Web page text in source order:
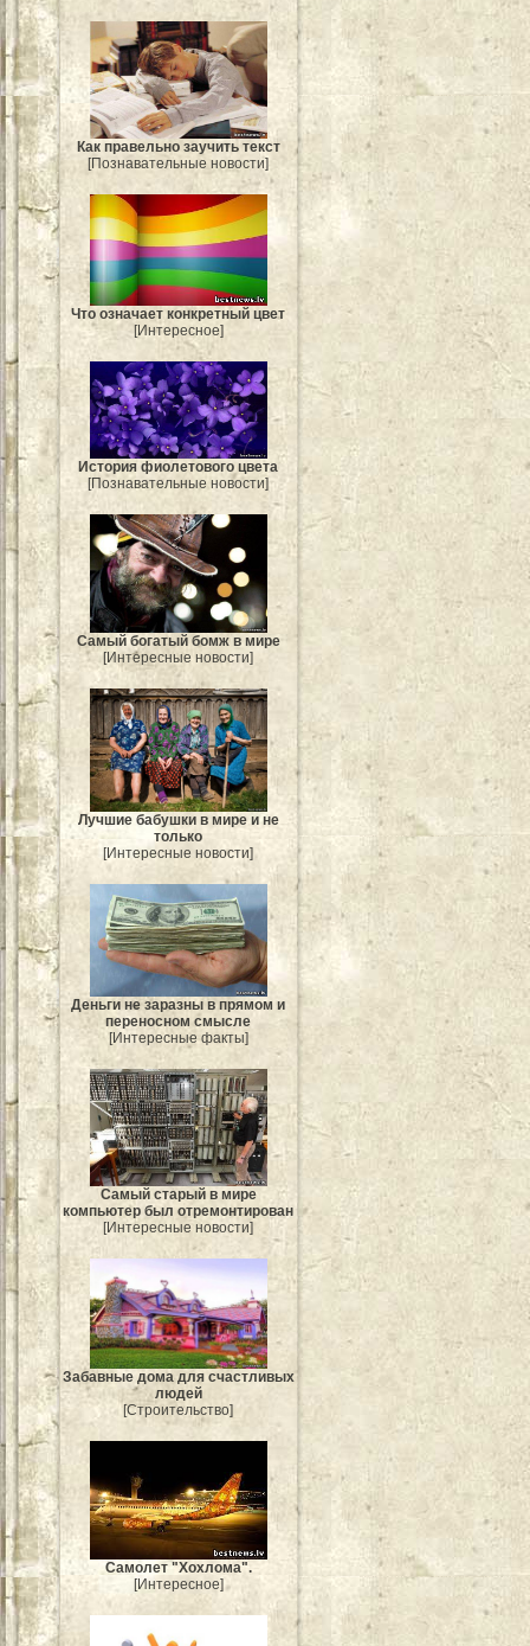
Как правельно заучить текст
[Познавательные новости]
Что означает конкретный цвет
[Интересное]
История фиолетового цвета
[Познавательные новости]
Самый богатый бомж в мире
[Интересные новости]
Лучшие бабушки в мире и не
только
[Интересные новости]
Деньги не заразны в прямом и
переносном смысле
[Интересные факты]
Самый старый в мире
компьютер был отремонтирован
[Интересные новости]
Забавные дома для счастливых
людей
[Строительство]
Самолет "Хохлома".
[Интересное]